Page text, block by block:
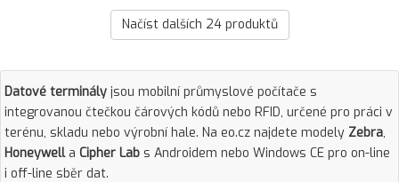
Načíst dalších 24produktů
Datové terminály jsou mobilní průmyslové počítače s
integrovanou čtečkou čárových kódů nebo RFID, určené pro práci v
terénu, skladu nebo výrobní hale. Na eo.cz najdete modely Zebra,
Honeywella Cipher Lab s Androidem nebo Windows CE pro on-line
i off-line sběr dat.